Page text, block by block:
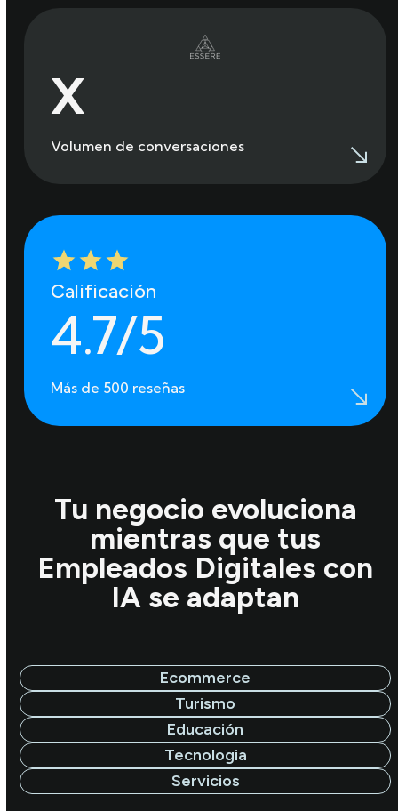
5
X
Volumen de conversaciones
Calificación
4.7/5
Más de 500 reseñas
Tu negocio evoluciona
mientras que tus
Empleados Digitales con
IA se adaptan
Ecommerce
Turismo
Educación
Tecnologia
Servicios